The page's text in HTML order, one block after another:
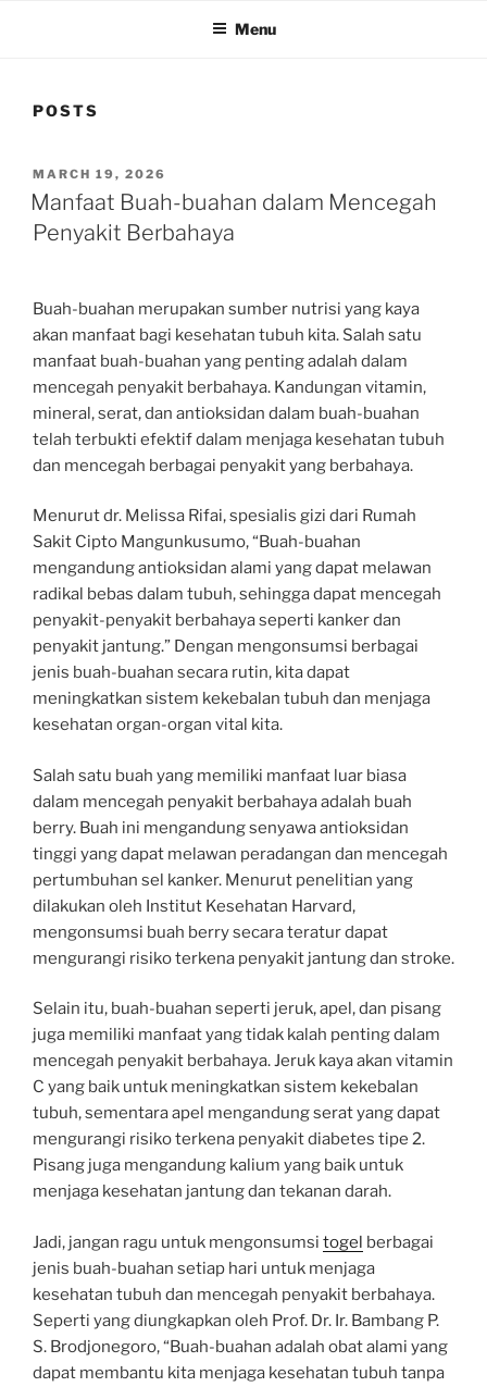
Menu
POSTS
POSTED
ON
MARCH 19, 2026
Manfaat Buah-buahan dalam Mencegah
Penyakit Berbahaya
Buah-buahan merupakan sumber nutrisi yang kaya
akan manfaat bagi kesehatan tubuh kita. Salah satu
manfaat buah-buahan yang penting adalah dalam
mencegah penyakit berbahaya. Kandungan vitamin,
mineral, serat, dan antioksidan dalam buah-buahan
telah terbukti efektif dalam menjaga kesehatan tubuh
dan mencegah berbagai penyakit yang berbahaya.
Menurut dr. Melissa Rifai, spesialis gizi dari Rumah
Sakit Cipto Mangunkusumo, “Buah-buahan
mengandung antioksidan alami yang dapat melawan
radikal bebas dalam tubuh, sehingga dapat mencegah
penyakit-penyakit berbahaya seperti kanker dan
penyakit jantung.” Dengan mengonsumsi berbagai
jenis buah-buahan secara rutin, kita dapat
meningkatkan sistem kekebalan tubuh dan menjaga
kesehatan organ-organ vital kita.
Salah satu buah yang memiliki manfaat luar biasa
dalam mencegah penyakit berbahaya adalah buah
berry. Buah ini mengandung senyawa antioksidan
tinggi yang dapat melawan peradangan dan mencegah
pertumbuhan sel kanker. Menurut penelitian yang
dilakukan oleh Institut Kesehatan Harvard,
mengonsumsi buah berry secara teratur dapat
mengurangi risiko terkena penyakit jantung dan stroke.
Selain itu, buah-buahan seperti jeruk, apel, dan pisang
juga memiliki manfaat yang tidak kalah penting dalam
mencegah penyakit berbahaya. Jeruk kaya akan vitamin
C yang baik untuk meningkatkan sistem kekebalan
tubuh, sementara apel mengandung serat yang dapat
mengurangi risiko terkena penyakit diabetes tipe 2.
Pisang juga mengandung kalium yang baik untuk
menjaga kesehatan jantung dan tekanan darah.
Jadi, jangan ragu untuk mengonsumsi togel berbagai
jenis buah-buahan setiap hari untuk menjaga
kesehatan tubuh dan mencegah penyakit berbahaya.
Seperti yang diungkapkan oleh Prof. Dr. Ir. Bambang P.
S. Brodjonegoro, “Buah-buahan adalah obat alami yang
dapat membantu kita menjaga kesehatan tubuh tanpa